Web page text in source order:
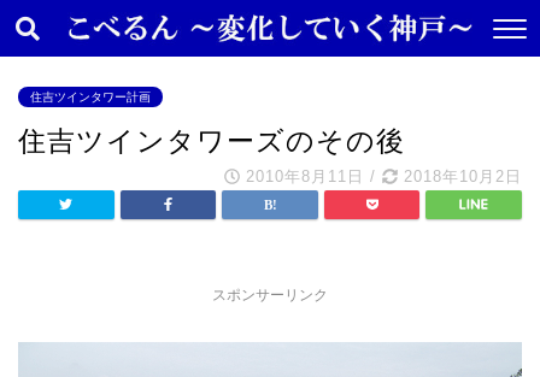
住吉ツインタワー計画
住吉ツインタワーズのその後
2010年8月11日 / 2018年10月2日
スポンサーリンク